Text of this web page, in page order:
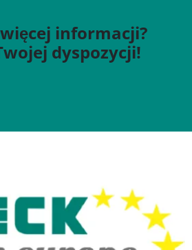
informacji?
dyspozycji!